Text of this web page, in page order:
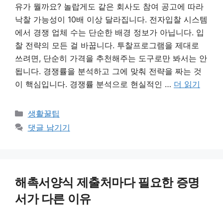
유가 뭘까요? 놀랍게도 같은 회사도 참여 공고에 따라
낙찰 가능성이 10배 이상 달라집니다. 전자입찰 시스템
에서 경쟁 업체 수는 단순한 배경 정보가 아닙니다. 입
찰 전략의 모든 걸 바꿉니다. 투찰프로그램을 제대로
쓰려면, 단순히 가격을 추천해주는 도구로만 봐서는 안
됩니다. 경쟁률을 분석하고 그에 맞춰 전략을 짜는 것
이 핵심입니다. 경쟁률 분석으로 현실적인 … 더 읽기
카
테
생활꿀팁
댓글 남기기
해촉서양식 제출처마다 필요한 증명
서가 다른 이유